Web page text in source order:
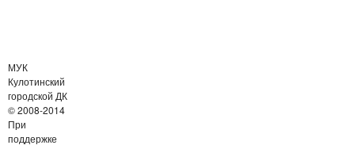
МУК
Кулотинский
городской ДК
© 2008-2014
При
поддержке